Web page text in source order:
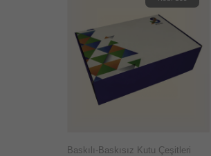
Baskılı-Baskısız Kutu Çeşitleri